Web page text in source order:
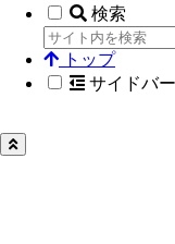
検索
トップ
サイドバー